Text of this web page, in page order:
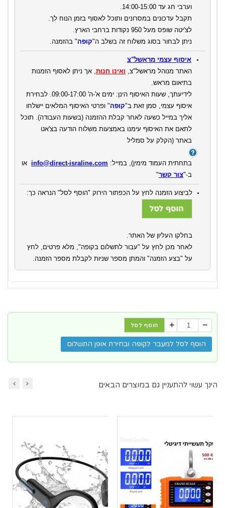
וערבי חג עד 14:00-15:00.
תקבל עדכונים במסרונים ותוכל לאסוף בזמן הנוח לך.
לצ'יטה שופס מעל 950 נקודות ברחבי הארץ.
ניתן לבחור בסוג משלוח זה בשלב ה"קופה" בהזמנה.
איסוף עצמי מראשל"צ
האתר מנוהל מראשל"צ, ואינו חנות, אך ניתן לאסוף הזמנות
בתיאום מראש.
לידיעתך, שעות האיסוף הינן: ימים א'-ה' 09:00-17:00. לבחירת
איסוף עצמי, סמן זאת ב"קופה" ופרטי האיסוף המלאים יישלחו
אליך במייל כשעה לאחר קבלת ההזמנה (בשעות העבודה). תוכל
לתאם את האיסוף עימנו באמצעות משלוח הודעה בצ'אט
באתר (הקלק על סמליל
בתחתית העמוד מימין), במייל: info@direct-israline.com או
ב-"צור קשר"
לביצוע הזמנה לחץ על הכפתור הירוק "הוסף לסל" הנראה כך:
בחלקו העליון של האתר.
לאחר מכן לחץ על "עבור לתשלום בקופה", מלא פרטים, לחץ
על "בצע הזמנה" והמתן מספר שניות לקבלת מספר הזמנה.
הוסף לסל + −
הוסף לסל למעבר לקופה ובחירת אופן התשלום
הינך עשוי להתעניין גם במוצרים הבאים